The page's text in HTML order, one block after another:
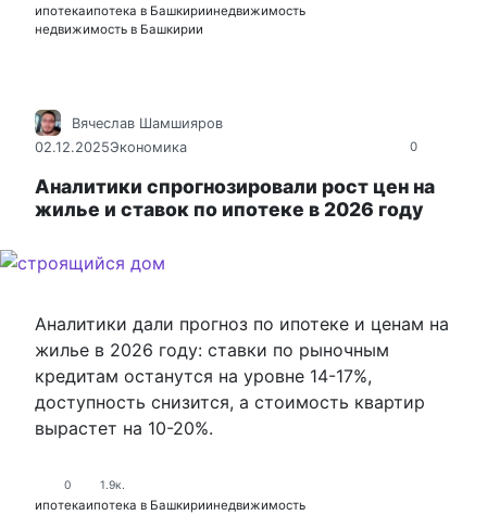
ипотекаипотека в Башкириинедвижимость
недвижимость в Башкирии
0
Вячеслав Шамшияров
02.12.2025Экономика
Аналитики спрогнозировали рост цен на
жилье и ставок по ипотеке в 2026 году
Аналитики дали прогноз по ипотеке и ценам на
жилье в 2026 году: ставки по рыночным
кредитам останутся на уровне 14-17%,
доступность снизится, а стоимость квартир
вырастет на 10-20%.
0 1.9к.
ипотекаипотека в Башкириинедвижимость